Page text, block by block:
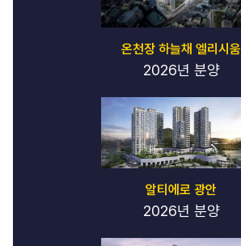
온천장 하늘채 엘리시움
2026년 분양
알티에로 광안
2026년 분양